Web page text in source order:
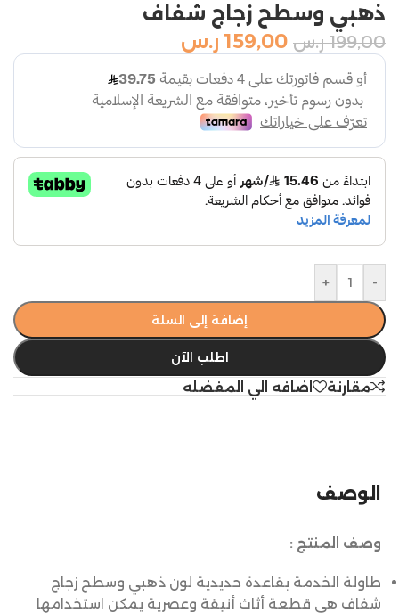
ذهبي وسطح زجاج شفاف
199,00 ر.س 159,00 ر.س
-
+
إضافة إلى السلة
اطلب الآن
مقارنة اضافه الي المفضله
الوصف
وصف المنتج :
طاولة الخدمة بقاعدة حديدية لون ذهبي وسطح زجاج
شفاف هي قطعة أثاث أنيقة وعصرية يمكن استخدامها